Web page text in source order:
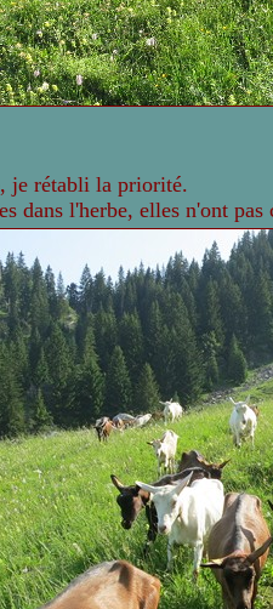
je rétabli la priorité.
dans l'herbe, elles n'ont pas